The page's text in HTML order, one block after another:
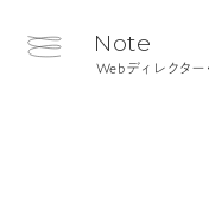
Note
Webディレクター